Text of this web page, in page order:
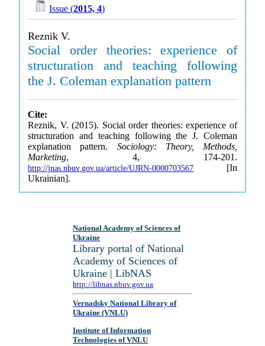
Issue (2015, 4)
Reznik V.
Social order theories: experience of
structuration and teaching following
the J. Coleman explanation pattern
Cite:
Reznik, V. (2015). Social order theories: experience of
structuration and teaching following the J. Coleman
explanation pattern. Sociology: Theory, Methods,
Marketing, 4, 174-201.
http://jnas.nbuv.gov.ua/article/UJRN-0000703567 [In
Ukrainian].
National Academy of Sciences of
Ukraine
Library portal of National
Academy of Sciences of
Ukraine | LibNAS
http://libnas.nbuv.gov.ua
Vernadsky National Library of
Ukraine (VNLU)
Institute of Information
Technologies of VNLU